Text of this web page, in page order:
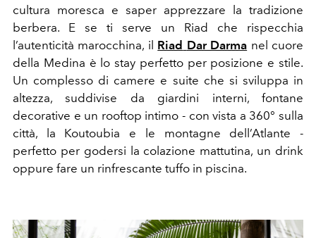
cultura moresca e saper apprezzare la tradizione
berbera. E se ti serve un Riad che rispecchia
l’autenticità marocchina, il Riad Dar Darma nel cuore
della Medina è lo stay perfetto per posizione e stile.
Un complesso di camere e suite che si sviluppa in
altezza, suddivise da giardini interni, fontane
decorative e un rooftop intimo - con vista a 360° sulla
città, la Koutoubia e le montagne dell’Atlante -
perfetto per godersi la colazione mattutina, un drink
oppure fare un rinfrescante tuffo in piscina.